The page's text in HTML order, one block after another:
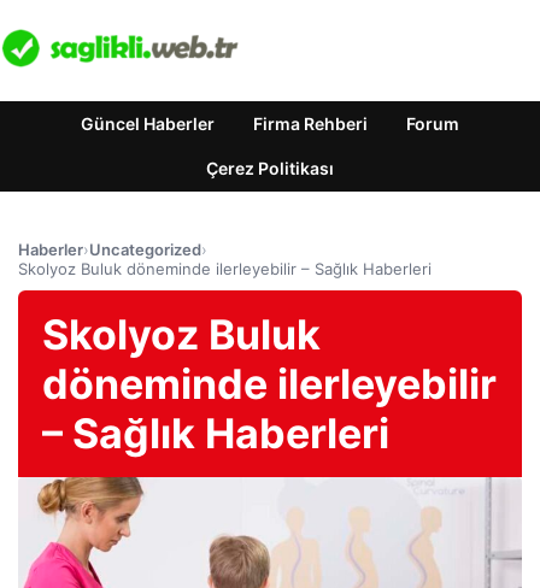
Güncel Haberler Firma Rehberi Forum
Çerez Politikası
Haberler›Uncategorized›
Skolyoz Buluk döneminde ilerleyebilir – Sağlık Haberleri
Skolyoz Buluk
döneminde ilerleyebilir
– Sağlık Haberleri